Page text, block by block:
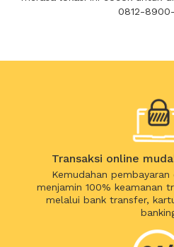
0812-
Transaksi online
Kemudahan pembayaran
menjamin 100% keamanan
melalui bank transfer,